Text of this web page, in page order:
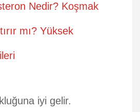
Nedir? Koşmak
mı? Yüksek
iyi gelir.